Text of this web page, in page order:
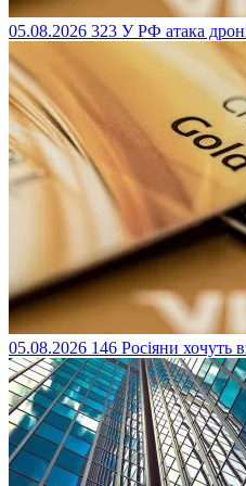
05.08.2026 323 У РФ атака
05.08.2026 146 Росіяни хочуть